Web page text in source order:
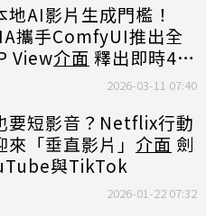
地AI影片生成門檻！
攜手ComfyUI推出全
View介面 釋出即時4K
2026-03-11 07:40
要短影音？Netflix行動
來「垂直影片」 介面 劍
與TikTok
2026-01-22 07:32